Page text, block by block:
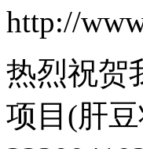
http://
热烈祝贺
项目(肝